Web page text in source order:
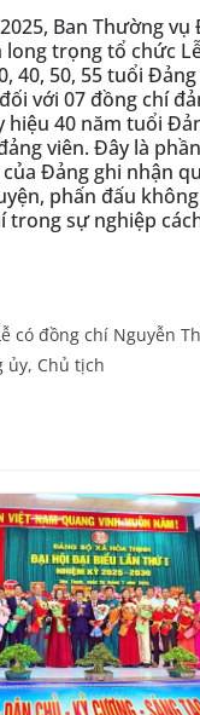
Ban Thường vụ
long trọng tổ chức
40, 50, 55 tuổi
với 07 đồng chí
hiệu 40 năm tuổi
viên. Đây là phần
Đảng ghi nhận
phấn đấu
trong sự nghiệp
có đồng chí Nguyễn
ủy, Chủ tịch